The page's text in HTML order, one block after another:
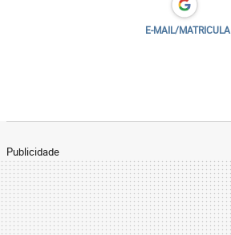
E-MAIL/MATRICULA
Publicidade